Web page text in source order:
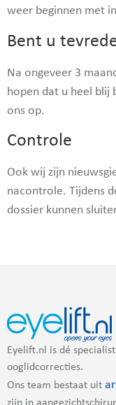
weer beginnen met
Bent u
Na ongeveer 3
hopen dat u heel
ons op.
Controle
Ook wij zijn
nacontrole. Tijdens
dossier kunnen
Eyelift.nl is dé
ooglidcorrecties.
Ons team bestaat uit
zijn in